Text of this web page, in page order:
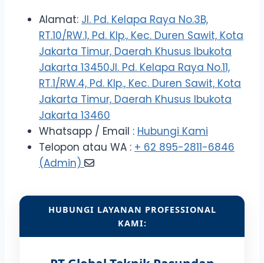
Alamat: Jl. Pd. Kelapa Raya No.3B,
RT.10/RW.1, Pd. Klp., Kec. Duren Sawit, Kota
Jakarta Timur, Daerah Khusus Ibukota
Jakarta 13450Jl. Pd. Kelapa Raya No.11,
RT.1/RW.4, Pd. Klp., Kec. Duren Sawit, Kota
Jakarta Timur, Daerah Khusus Ibukota
Jakarta 13460
Whatsapp / Email : Hubungi Kami
Telopon atau WA : + 62 895-2811-6846
(Admin)
HUBUNGI LAYANAN PROFESSIONAL
KAMI: